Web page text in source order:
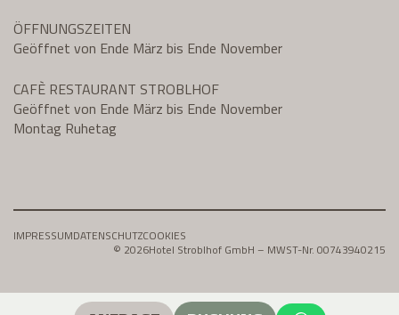
ÖFFNUNGSZEITEN
Geöffnet von Ende März bis Ende November
CAFÈ RESTAURANT STROBLHOF
Geöffnet von Ende März bis Ende November
Montag Ruhetag
IMPRESSUMDATENSCHUTZCOOKIES
© 2026Hotel Stroblhof GmbH – MWST-Nr. 00743940215